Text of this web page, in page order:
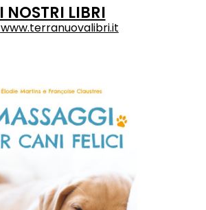
I NOSTRI LIBRI
www.terranuovalibri.it